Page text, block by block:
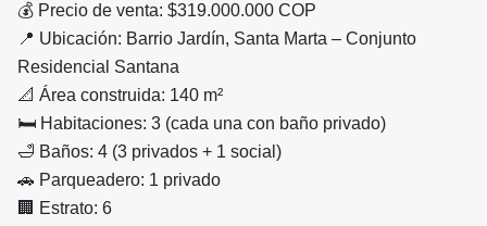
💰 Precio de venta: $319.000.000 COP
📍 Ubicación: Barrio Jardín, Santa Marta – Conjunto
Residencial Santana
📐 Área construida: 140 m²
🛏 Habitaciones: 3 (cada una con baño privado)
🛁 Baños: 4 (3 privados + 1 social)
🚗 Parqueadero: 1 privado
🏢 Estrato: 6